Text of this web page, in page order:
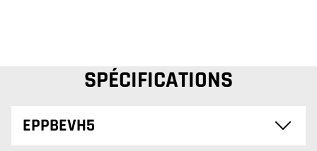
SPÉCIFICATIONS
EPPBEVH5